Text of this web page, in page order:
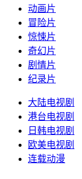
动画片
冒险片
惊悚片
奇幻片
剧情片
纪录片
大陆电视剧
港台电视剧
日韩电视剧
欧美电视剧
连载动漫